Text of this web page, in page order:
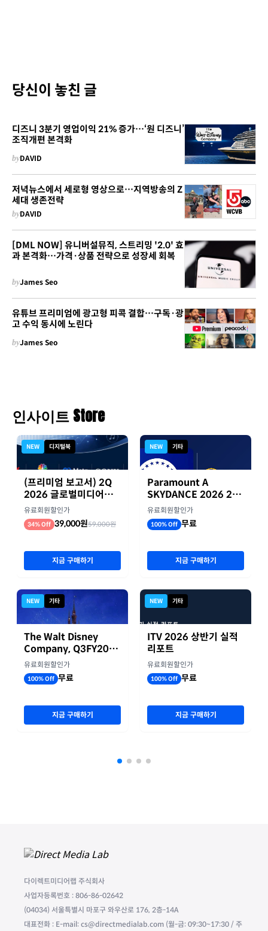
당신이 놓친 글
디즈니 3분기 영업이익 21% 증가…‘원 디즈니’
조직개편 본격화
byDAVID
저녁뉴스에서 세로형 영상으로…지역방송의 Z
세대 생존전략
byDAVID
[DML NOW] 유니버설뮤직, 스트리밍 '2.0' 효
과 본격화…가격·상품 전략으로 성장세 회복
byJames Seo
유튜브 프리미엄에 광고형 피콕 결합…구독·광
고 수익 동시에 노린다
byJames Seo
인사이트 Store
NEW 디지털북
(프리미엄 보고서) 2Q
2026 글로벌미디어기
업 실적 종합 보고서
유료회원할인가
34% Off 39,000원59,000원
지금 구매하기
NEW 기타
The Walt Disney
Company, Q3FY2026
실적자료
유료회원할인가
100% Off 무료
지금 구매하기
NEW 기타
Paramount A
SKYDANCE 2026 2분
기 실적
유료회원할인가
100% Off 무료
지금 구매하기
NEW 기타
ITV 2026 상반기 실적
리포트
유료회원할인가
100% Off 무료
지금 구매하기
다이렉트미디어랩 주식회사
사업자등록번호 : 806-86-02642
(04034) 서울특별시 마포구 와우산로 176, 2층-14A
대표전화 : E-mail: cs@directmedialab.com (월-금: 09:30~17:30 / 주